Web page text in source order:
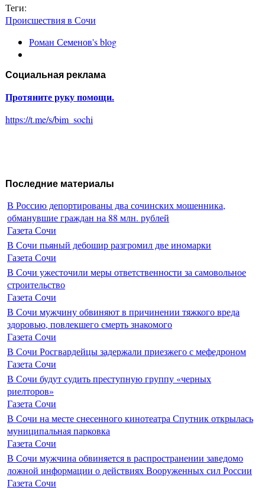
Теги:
Происшествия в Сочи
Роман Семенов's blog
Социальная реклама
Протяните руку помощи.
https://t.me/s/bim_sochi
Последние материалы
В Россию депортированы два сочинских мошенника,
обманувшие граждан на 88 млн. рублей
Газета Сочи
В Сочи пьяный дебошир разгромил две иномарки
Газета Сочи
В Сочи ужесточили меры ответственности за самовольное
строительство
Газета Сочи
В Сочи мужчину обвиняют в причинении тяжкого вреда
здоровью, повлекшего смерть знакомого
Газета Сочи
В Сочи Росгвардейцы задержали приезжего с мефедроном
Газета Сочи
В Сочи будут судить преступную группу «черных
риелторов»
Газета Сочи
В Сочи на месте снесенного кинотеатра Спутник открылась
муниципальная парковка
Газета Сочи
В Сочи мужчина обвиняется в распространении заведомо
ложной информации о действиях Вооруженных сил России
Газета Сочи